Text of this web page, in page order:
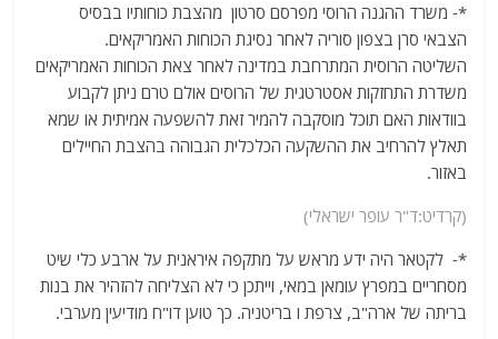
at
s
A
p
e
g
ra
m
ai
l
itt
er
c
e
b
o
*- משרד ההגנה הרוסי מפרסם סרטון מהצבת כוחותיו בבסיס
הצבאי סרן בצפון סוריה לאחר נסיגת הכוחות האמריקאים.
השליטה הרוסית המתרחבת במדינה לאחר צאת הכוחות האמריקאים
משדרת התחזקות אסטרטגית של הרוסים אולם טרם ניתן לקבוע
בוודאות האם תוכל מוסקבה להמיר זאת להשפעה אמיתית או שמא
תאלץ להרחיב את ההשקעה הכלכלית הגבוהה בהצבת החיילים
באזור.
(קרדיט:ד"ר עופר ישראלי)
*- לקטאר היה ידע מראש על מתקפה איראנית על ארבע כלי שיט
מסחריים במפרץ עומאן במאי, וייתכן כי לא הצליחה להזהיר את בנות
בריתה של ארה"ב, צרפת ו בריטניה. כך טוען דו"ח מודיעין מערבי.